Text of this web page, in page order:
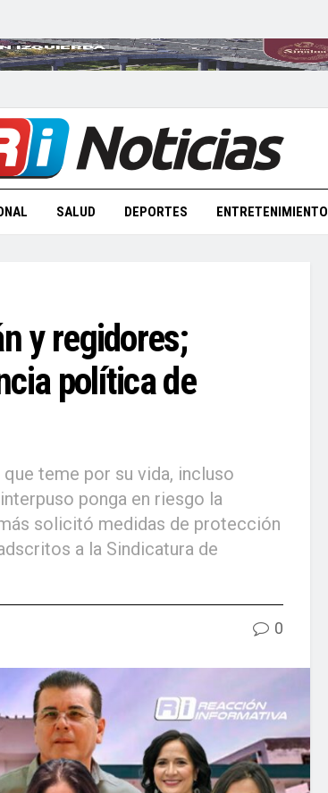
SALUD DEPORTES ENTRETENIMIENTO
y regidores;
política de
teme por su vida, incluso
ponga en riesgo la
solicitó medidas de protección
a la Sindicatura de
0